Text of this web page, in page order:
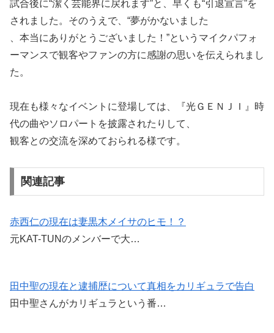
試合後に“潔く芸能界に戻れます”と、早くも“引退宣言”を
されました。そのうえで、“夢がかないました
、本当にありがとうございました！”というマイクパフォ
ーマンスで観客やファンの方に感謝の思いを伝えられまし
た。
現在も様々なイベントに登場しては、『光ＧＥＮＪＩ』時
代の曲やソロパートを披露されたりして、
観客との交流を深めておられる様です。
関連記事
赤西仁の現在は妻黒木メイサのヒモ！？
元KAT-TUNのメンバーで大…
田中聖の現在と逮捕歴について真相をカリギュラで告白
田中聖さんがカリギュラという番…